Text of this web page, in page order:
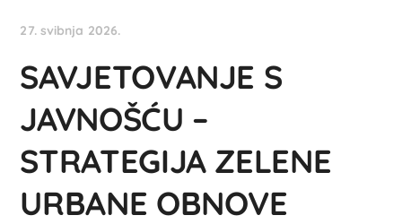
27. svibnja 2026.
SAVJETOVANJE S
JAVNOŠĆU –
STRATEGIJA ZELENE
URBANE OBNOVE